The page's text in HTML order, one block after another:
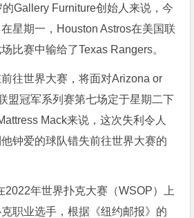
Gallery Furniture创始人来说，今
星期一，Houston Astros在美国联
比赛中输给了Texas Rangers。
往世界大赛，将面对Arizona or
盟冠军系列赛第七场定于星期二下
Mack来说，这次失利令人
钟爱的球队错失前往世界大赛的
2022年世界扑克大赛（WSOP）上
职业选手，根据《纽约邮报》的